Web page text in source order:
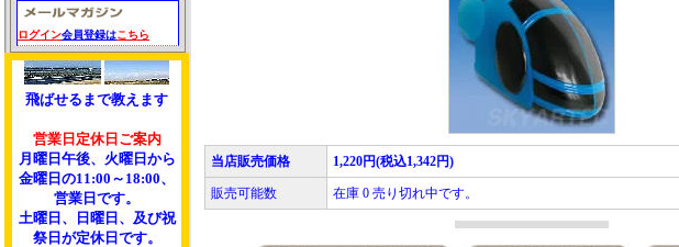
ログイン会員登録はこちら
飛ばせるまで教えます
営業日定休日ご案内
月曜日午後、火曜日から
金曜日の11:00～18:00、
営業日です。
土曜日、日曜日、及び祝
祭日が定休日です。
当店販売価格 1,220円(税込1,342円)
販売可能数 在庫 0 売り切れ中です。